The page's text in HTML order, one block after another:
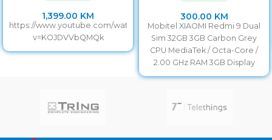
1,399.00 KM
https://www.youtube.com/watch?
v=KOJDVVbQMQk
300.00 KM
Mobitel XIAOMI Redmi 9 Dual
Sim 32GB 3GB Carbon Grey
CPU MediaTek / Octa-Core /
2.00 GHz RAM 3GB Display